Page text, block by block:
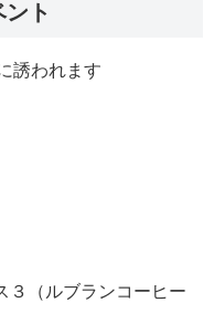
ト
誘われます
（ルブランコーヒー